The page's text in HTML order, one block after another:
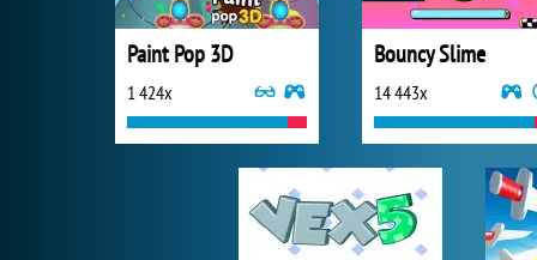
Paint Pop 3D
1 424x
Bouncy Slime
14 443x